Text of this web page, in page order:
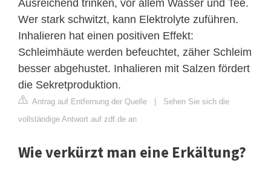
Ausreichend trinken, vor allem Wasser und Tee.
Wer stark schwitzt, kann Elektrolyte zuführen.
Inhalieren hat einen positiven Effekt:
Schleimhäute werden befeuchtet, zäher Schleim
besser abgehustet. Inhalieren mit Salzen fördert
die Sekretproduktion.
Antrag auf Entfernung der Quelle | Sehen Sie sich die
vollständige Antwort auf zdf.de an
Wie verkürzt man eine Erkältung?